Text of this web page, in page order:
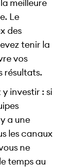
meilleure
Le
des
tenir la
vos
résultats.
investir : si
a une
les canaux
ne
temps au